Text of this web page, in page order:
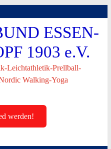
ESSEN-
1903 e.V.
Leichtathletik-Prellball-
Walking-Yoga
werden!